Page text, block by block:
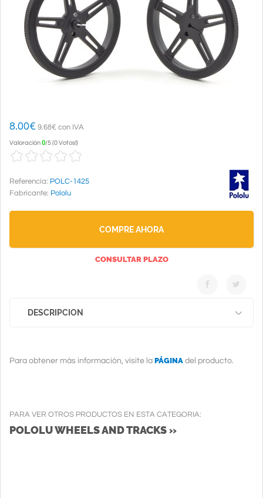
8.00€ 9.68€ con IVA
Valoración0/5(0 Votos!)
Referencia: POLC-1425
Fabricante: Pololu
COMPRE AHORA
CONSULTAR PLAZO
DESCRIPCION
Para obtener más información, visite la PÁGINA del producto.
PARA VER OTROS PRODUCTOS EN ESTA CATEGORIA:
POLOLU WHEELS AND TRACKS »